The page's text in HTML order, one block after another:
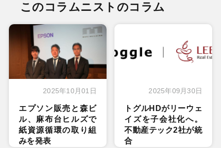
このコラムニストのコラム
2025年10月01日
エプソン販売と森ビ
ル、麻布台ヒルズで
紙資源循環の取り組
みを発表
2025年09月30日
トグルHDがリーウェ
イズを子会社化へ。
不動産テック2社が統
合